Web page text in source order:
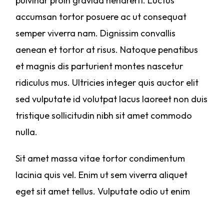
accumsan tortor posuere ac ut consequat
semper viverra nam. Dignissim convallis
aenean et tortor at risus. Natoque penatibus
et magnis dis parturient montes nascetur
ridiculus mus. Ultricies integer quis auctor elit
sed vulputate id volutpat lacus laoreet non duis
tristique sollicitudin nibh sit amet commodo
nulla.
Sit amet massa vitae tortor condimentum
lacinia quis vel. Enim ut sem viverra aliquet
eget sit amet tellus. Vulputate odio ut enim